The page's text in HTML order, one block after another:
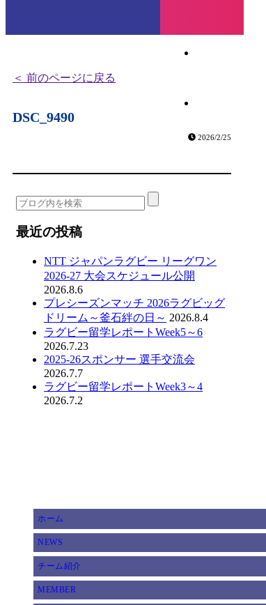
＜ 前のページに戻る
DSC_9490
2026/2/25
最近の投稿
NTT ジャパンラグビー リーグワン
2026-27 大会スケジュール公開
2026.8.6
プレシーズンマッチ 2026ラグビッグ
ドリーム～釜石絆の日～ 2026.8.4
ラグビー留学レポートWeek5～6
2026.7.23
2025-26スポンサー 選手交流会
2026.7.7
ラグビー留学レポートWeek3～4
2026.7.2
ホーム
NEWS
チーム紹介
MEMBER
チーム紹介